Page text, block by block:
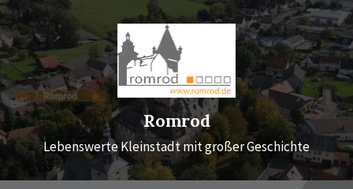
Skip
to
content
Skip
to
main
navigation
Skip
to
footer
Romrod
Lebenswerte Kleinstadt mit großer Geschichte